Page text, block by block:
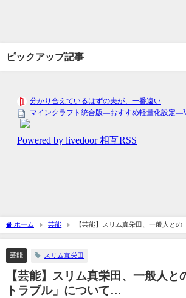
ピックアップ記事
ホーム 芸能
【芸能】スリム真栄田、一般人との
ついて…
芸能 スリム真栄田
【芸能】スリム真栄田、一般人と
トラブル」について…